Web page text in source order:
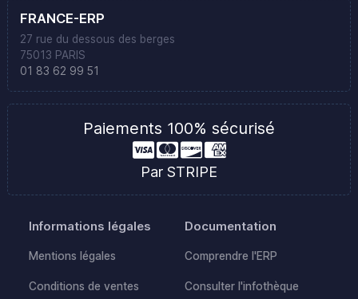
FRANCE-ERP
27 rue du dessous des berges
75013 PARIS
01 83 62 99 51
Paiements 100% sécurisé
Par STRIPE
Informations légales
Mentions légales
Conditions de ventes
Documentation
Comprendre l'ERP
Consulter l'infothèque